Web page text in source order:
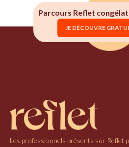
Parcours Reflet
JE DÉCOUVRE
Les professionnels présents sur Reflet